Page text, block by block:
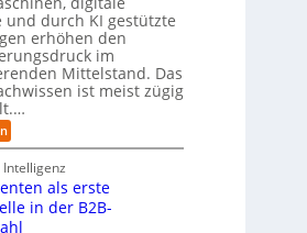
l
i
c
h
e
n
a
r
e
-
G
e
f
a
h
i
c
h
e
r
(
u
n
d
u
n
e
q
u
und durch KI gestützte
erhöhen den
im
Mittelstand. Das
ist meist zügig
:
L
e
r
n
e
n
Intelligenz
als erste
in der B2B-